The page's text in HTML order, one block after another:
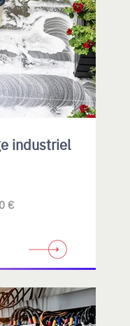
industriel
€